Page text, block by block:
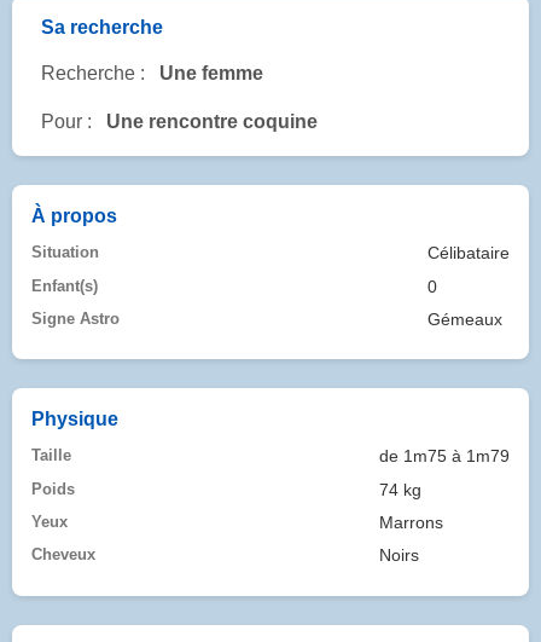
Sa recherche
Recherche : Une femme
Pour : Une rencontre coquine
À propos
Situation Célibataire
Enfant(s) 0
Signe Astro Gémeaux
Physique
Taille de 1m75 à 1m79
Poids 74 kg
Yeux Marrons
Cheveux Noirs